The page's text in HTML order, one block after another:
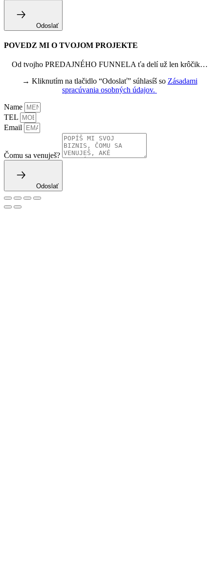
Odoslať
POVEDZ MI O TVOJOM PROJEKTE
Od tvojho PREDAJNÉHO FUNNELA ťa delí už len krôčik…
→ Kliknutím na tlačidlo “Odoslať” súhlasíš so Zásadami
spracúvania osobných údajov.
Name
TEL
Email
Čomu sa venuješ?
Odoslať